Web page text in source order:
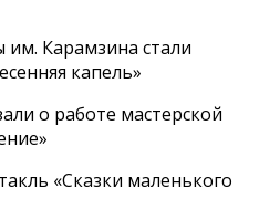
Карамзина стали
капель»
о работе мастерской
«Сказки маленького